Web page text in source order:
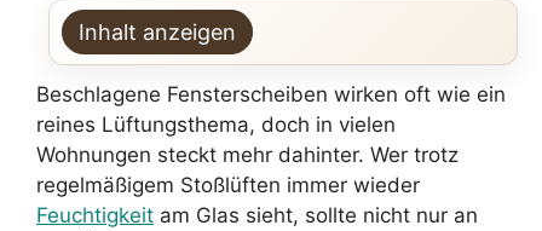
Inhalt anzeigen
Beschlagene Fensterscheiben wirken oft wie ein
reines Lüftungsthema, doch in vielen
Wohnungen steckt mehr dahinter. Wer trotz
regelmäßigem Stoßlüften immer wieder
Feuchtigkeit am Glas sieht, sollte nicht nur an